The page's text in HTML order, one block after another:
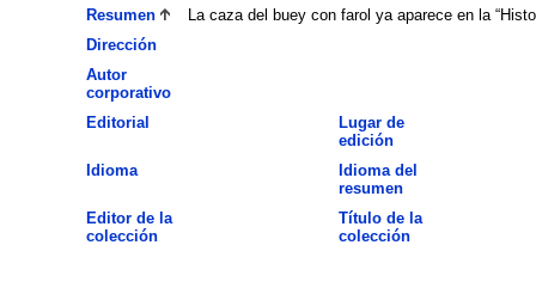
Resumen
La caza del buey con farol ya aparece en la
Dirección
Autor
corporativo
Editorial
Lugar de
edición
Idioma
Idioma del
resumen
Editor de la
colección
Título de la
colección